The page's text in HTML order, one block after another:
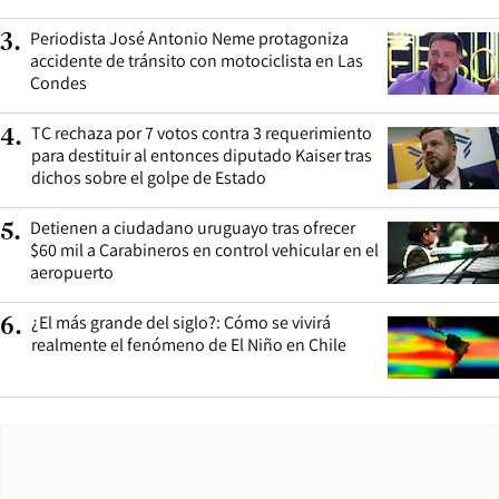
3. Periodista José Antonio Neme protagoniza
accidente de tránsito con motociclista en Las
Condes
4. TC rechaza por 7 votos contra 3 requerimiento
para destituir al entonces diputado Kaiser tras
dichos sobre el golpe de Estado
5. Detienen a ciudadano uruguayo tras ofrecer
$60 mil a Carabineros en control vehicular en el
aeropuerto
6. ¿El más grande del siglo?: Cómo se vivirá
realmente el fenómeno de El Niño en Chile